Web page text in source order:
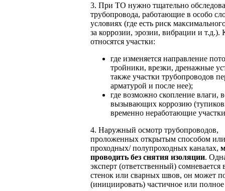
3. При ТО нужно тщательно
трубопровода, работающие в особо
условиях (где есть риск
за коррозии, эрозии, вибрации и т.д.).
относятся участки:
где изменяется направление
тройники, врезки, дренажные
также участки трубопроводов
арматурой и после нее);
где возможно скопление влаги,
вызывающих коррозию
временно неработающие
4. Наружный осмотр трубопроводов,
проложенных открытым способом
проходных/ полупроходных каналах,
проводить без снятия изоляции.
эксперт (ответственный) сомневается
стенок или сварных швов, он может
(инициировать) частичное или полное